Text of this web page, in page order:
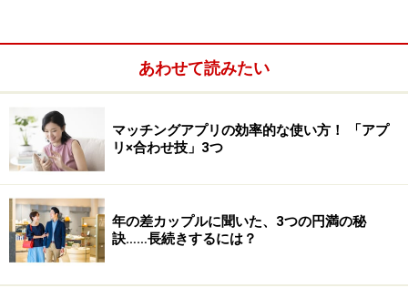
あわせて読みたい
マッチングアプリの効率的な使い方！ 「アプ
リ×合わせ技」3つ
年の差カップルに聞いた、3つの円満の秘
訣……長続きするには？